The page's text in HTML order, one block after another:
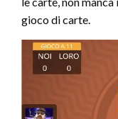
gioco di carte.